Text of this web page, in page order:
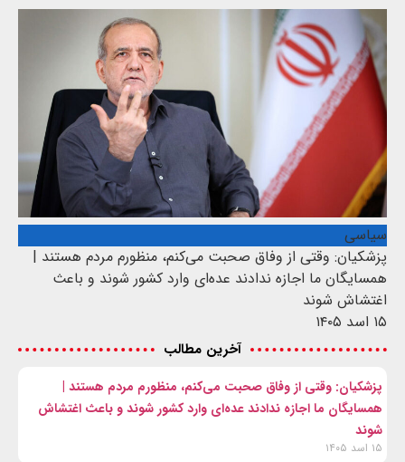
سیاسی
پزشکیان: وقتی از وفاق صحبت می‌کنم، منظورم مردم هستند |
همسایگان ما اجازه ندادند عده‌ای وارد کشور شوند و باعث
اغتشاش شوند
۱۵ اسد ۱۴۰۵
آخرین مطالب
پزشکیان: وقتی از وفاق صحبت می‌کنم، منظورم مردم هستند |
همسایگان ما اجازه ندادند عده‌ای وارد کشور شوند و باعث اغتشاش
شوند
۱۵ اسد ۱۴۰۵